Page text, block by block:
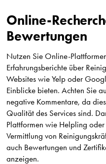
Online-
Bewertungen
Nutzen Sie Online-
Erfahrungsberichte über
Websites wie Yelp oder
Einblicke bieten. Achten Sie
negative Kommentare, da
Qualität des Services sind.
Plattformen wie Helpling
Vermittlung von
auch Bewertungen und
anzeigen.